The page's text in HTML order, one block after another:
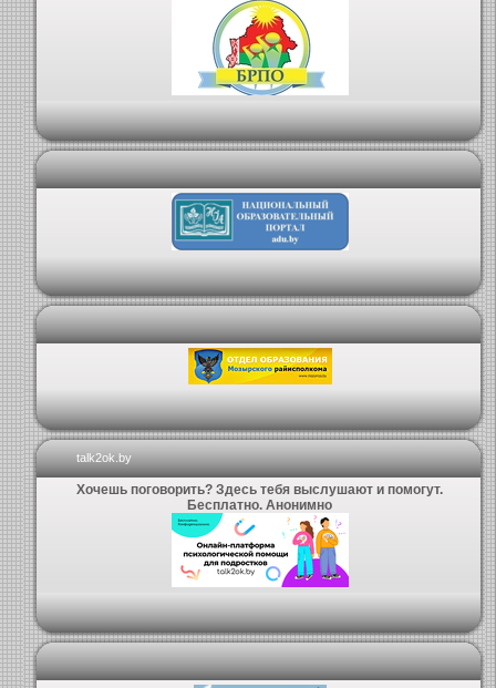
talk2ok.by
Хочешь поговорить? Здесь тебя выслушают и помогут.
Бесплатно. Анонимно